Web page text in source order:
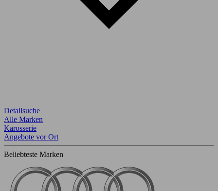
Detailsuche
Alle Marken
Karosserie
Angebote vor Ort
Beliebteste Marken